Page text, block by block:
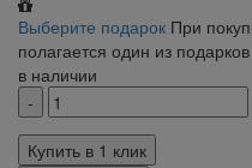
Выберите подарок При
полагается один из
в наличии
Купить в 1 клик